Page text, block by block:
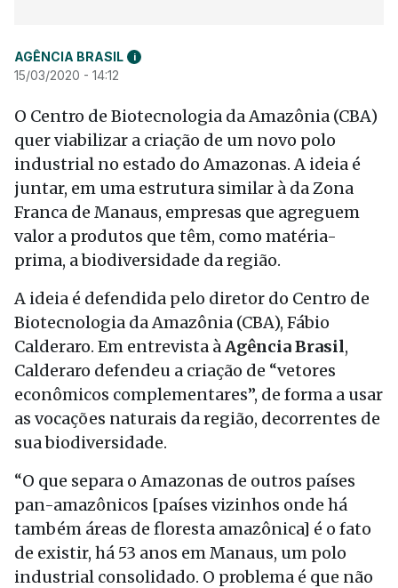
AGÊNCIA BRASIL i
15/03/2020 - 14:12
O Centro de Biotecnologia da Amazônia (CBA)
quer viabilizar a criação de um novo polo
industrial no estado do Amazonas. A ideia é
juntar, em uma estrutura similar à da Zona
Franca de Manaus, empresas que agreguem
valor a produtos que têm, como matéria-
prima, a biodiversidade da região.
A ideia é defendida pelo diretor do Centro de
Biotecnologia da Amazônia (CBA), Fábio
Calderaro. Em entrevista àAgência Brasil,
Calderaro defendeu a criação de “vetores
econômicos complementares”, de forma a usar
as vocações naturais da região, decorrentes de
sua biodiversidade.
“O que separa o Amazonas de outros países
pan-amazônicos [países vizinhos onde há
também áreas de floresta amazônica] é o fato
de existir, há 53 anos em Manaus, um polo
industrial consolidado. O problema é que não